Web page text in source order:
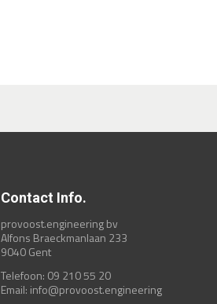
Contact Info.
provoost.engineering bv
Alfons Braeckmanlaan 233
9040 Gent
Telefoon: 09 210 55 20
Email: info@provoost.engineering